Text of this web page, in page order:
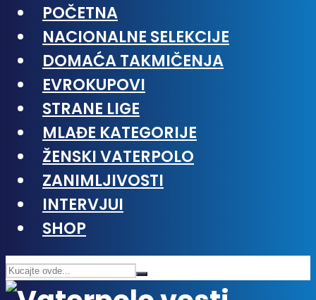
POČETNA
NACIONALNE SELEKCIJE
DOMAĆA TAKMIČENJA
EVROKUPOVI
STRANE LIGE
MLAĐE KATEGORIJE
ŽENSKI VATERPOLO
ZANIMLJIVOSTI
INTERVJUI
SHOP